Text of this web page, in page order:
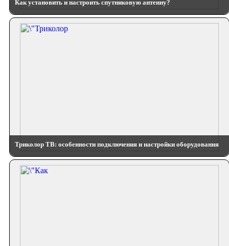
Как установить и настроить спутниковую антенну?
Триколор ТВ: особенности подключения и настройки оборудования